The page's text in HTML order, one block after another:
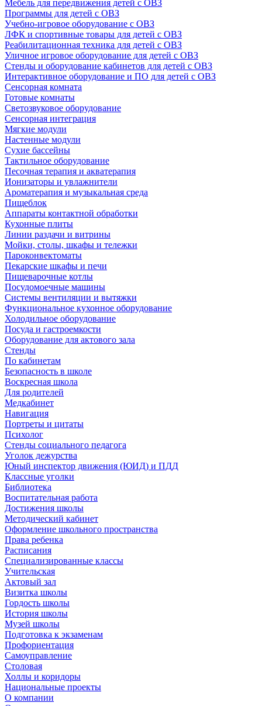
Мебель для передвижения детей с ОВЗ
Программы для детей с ОВЗ
Учебно-игровое оборудование с ОВЗ
ЛФК и спортивные товары для детей с ОВЗ
Реабилитационная техника для детей с ОВЗ
Уличное игровое оборудование для детей с ОВЗ
Стенды и оборудование кабинетов для детей с ОВЗ
Интерактивное оборудование и ПО для детей с ОВЗ
Сенсорная комната
Готовые комнаты
Светозвуковое оборудование
Сенсорная интеграция
Мягкие модули
Настенные модули
Сухие бассейны
Тактильное оборудование
Песочная терапия и акватерапия
Ионизаторы и увлажнители
Ароматерапия и музыкальная среда
Пищеблок
Аппараты контактной обработки
Кухонные плиты
Линии раздачи и витрины
Мойки, столы, шкафы и тележки
Пароконвектоматы
Пекарские шкафы и печи
Пищеварочные котлы
Посудомоечные машины
Системы вентиляции и вытяжки
Функциональное кухонное оборудование
Холодильное оборудование
Посуда и гастроемкости
Оборудование для актового зала
Стенды
По кабинетам
Безопасность в школе
Воскресная школа
Для родителей
Медкабинет
Навигация
Портреты и цитаты
Психолог
Стенды социального педагога
Уголок дежурства
Юный инспектор движения (ЮИД) и ПДД
Классные уголки
Библиотека
Воспитательная работа
Достижения школы
Методический кабинет
Оформление школьного пространства
Права ребенка
Расписания
Специализированные классы
Учительская
Актовый зал
Визитка школы
Гордость школы
История школы
Музей школы
Подготовка к экзаменам
Профориентация
Самоуправление
Столовая
Холлы и коридоры
Национальные проекты
О компании